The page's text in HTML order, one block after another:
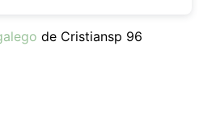
de Cristiansp 96